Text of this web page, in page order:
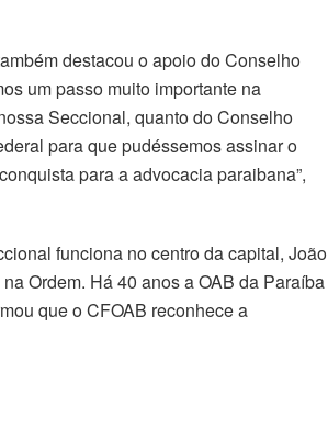
destacou o apoio do Conselho
um passo muito importante na
Seccional, quanto do Conselho
para que pudéssemos assinar o
para a advocacia paraibana”,
funciona no centro da capital, João
Ordem. Há 40 anos a OAB da Paraíba
que o CFOAB reconhece a